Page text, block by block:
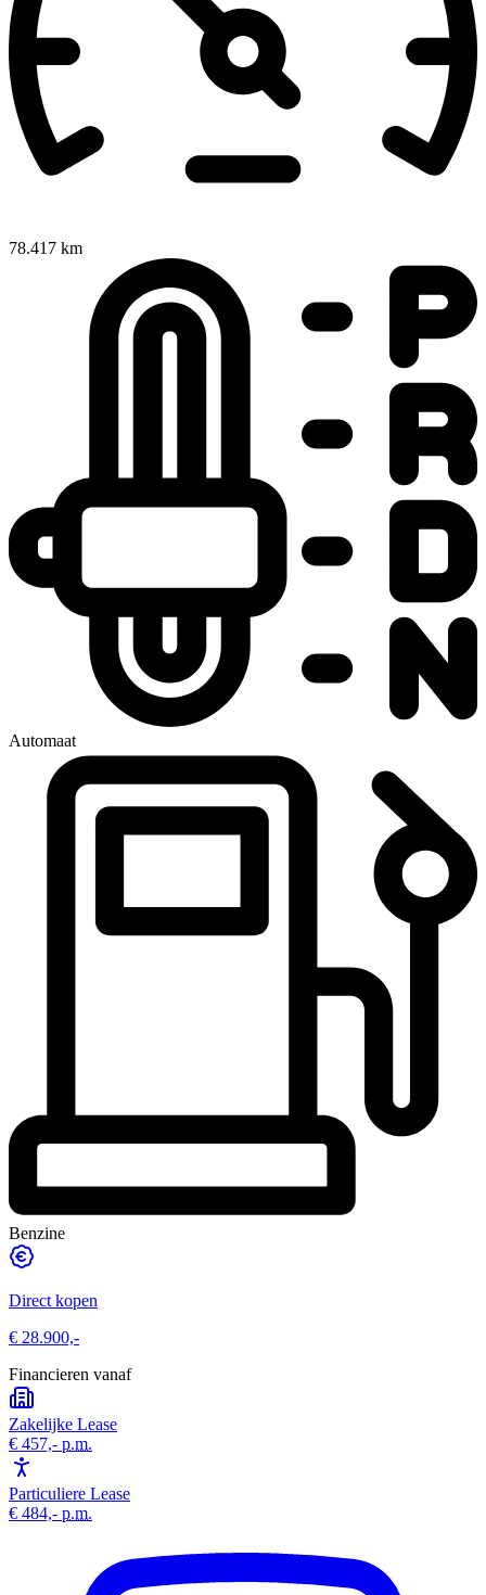
78.417 km
Automaat
Benzine
Direct kopen
€ 28.900,-
Financieren vanaf
Zakelijke Lease
€ 457,- p.m.
Particuliere Lease
€ 484,- p.m.